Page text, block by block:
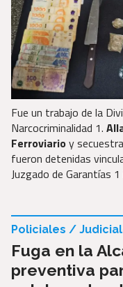
Fue un trabajo de la
Narcocriminalidad 1.
Ferroviario y
fueron detenidas
Juzgado de Garantías
Fuga en la
preventiva
Policiales /